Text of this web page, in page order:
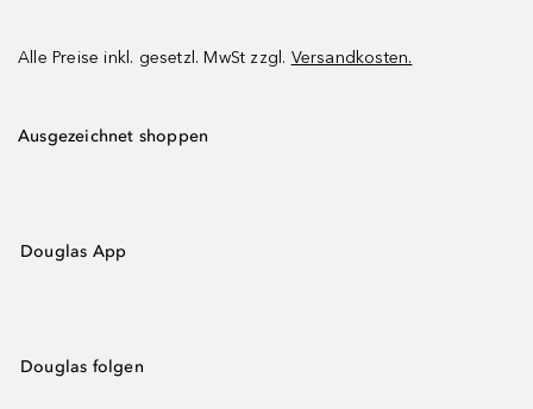
Alle Preise inkl. gesetzl. MwSt zzgl. Versandkosten.
Ausgezeichnet shoppen
Douglas App
Douglas folgen